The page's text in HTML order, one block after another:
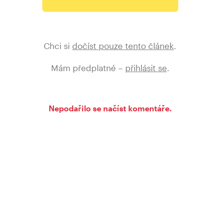
Chci si dočíst pouze tento článek
Mám předplatné – přihlásit se
Nepodařilo se načíst komentáře.